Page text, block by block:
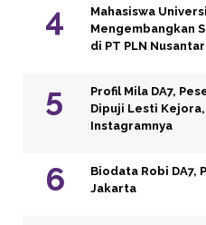
Mahasiswa
Mengembangkan
di PT PLN
Profil Mila DA7,
Dipuji Lesti Kejora,
Instagramnya
Biodata Robi DA7,
Jakarta